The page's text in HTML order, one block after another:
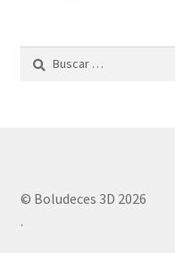
© Boludeces 3D 2026
.